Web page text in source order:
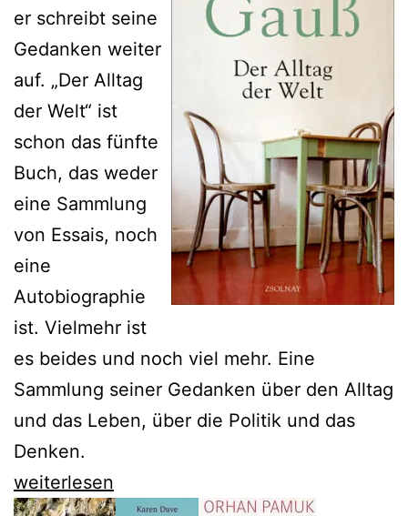
er schreibt seine
Gedanken weiter
auf. „Der Alltag
der Welt“ ist
schon das fünfte
Buch, das weder
eine Sammlung
von Essais, noch
eine
Autobiographie
ist. Vielmehr ist
es beides und noch viel mehr. Eine
Sammlung seiner Gedanken über den Alltag
und das Leben, über die Politik und das
Denken.
Karl-
weiterlesen